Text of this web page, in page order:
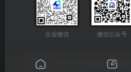
企业微信 微信公众号
Copyright © 2026 粤ICP备